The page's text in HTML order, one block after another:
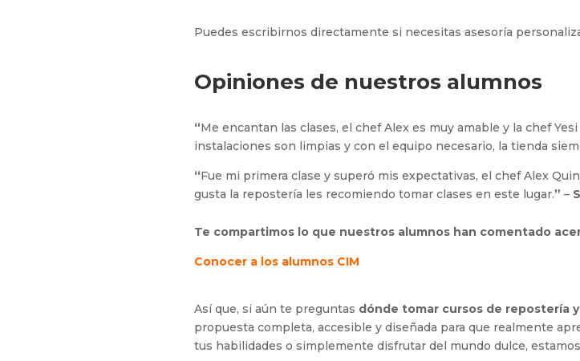
Puedes escribirnos directamente si necesitas asesoría
Opiniones de nuestros alumnos
“Me encantan las clases, el chef Alex es muy amable y la chef
instalaciones son limpias y con el equipo necesario, la tienda
“Fue mi primera clase y superó mis expectativas, el chef Alex
gusta la repostería les recomiendo tomar clases en este lugar.” –
Te compartimos lo que nuestros alumnos han comentado
Conocer a los alumnos CIM
Así que, si aún te preguntas dónde tomar cursos de repostería
propuesta completa, accesible y diseñada para que realmente
tus habilidades o simplemente disfrutar del mundo dulce,